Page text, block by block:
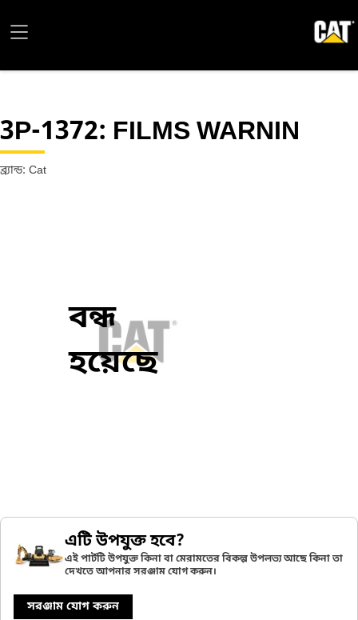
3P-1372: FILMS WARNIN
ব্র্যান্ড: Cat
বন্ধ
হয়েছে
এটি উপযুক্ত হবে?
এই পার্টটি উপযুক্ত কিনা বা মেরামতের বিকল্প উপলভ্য আছে কিনা তা
দেখতে আপনার সরঞ্জাম যোগ করুন।
সরঞ্জাম যোগ করুন